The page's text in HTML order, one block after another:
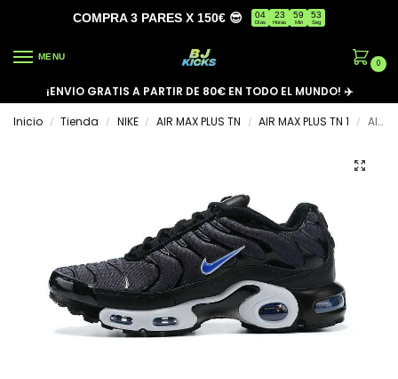
COMPRA 3 PARES X 150€ 😎 04
Días
23
Horas
59
Min
53
Seg
MENU
0
¡ENVIO GRATIS A PARTIR DE 80€ EN TODO EL MUNDO! ✈️
Inicio
/ Tienda / NIKE / AIR MAX PLUS TN / AIR MAX PLUS TN 1 / AIR MAX PLUS TN ‘HALF RACER’